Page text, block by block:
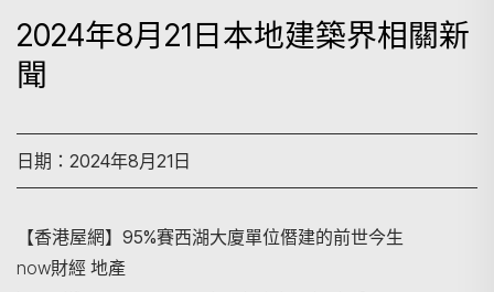
2024年8月21日本地建築界相關新
聞
日期：2024年8月21日
【香港屋網】95%賽西湖大廈單位僭建的前世今生
now財經 地產